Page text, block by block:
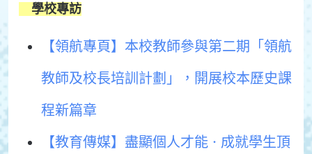
學校專訪
【領航專頁】本校教師參與第二期「領航
教師及校長培訓計劃」，開展校本歷史課
程新篇章
【教育傳媒】盡顯個人才能 ． 成就學生頂